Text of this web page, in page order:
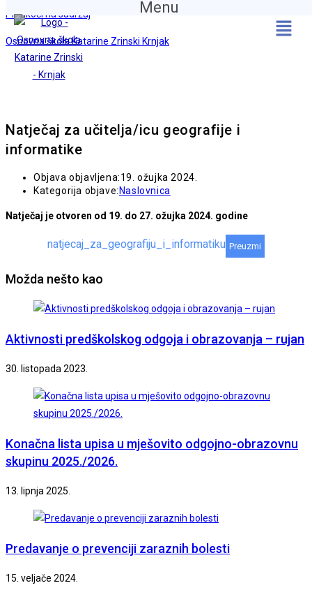
Preskoči na sadržaj
Osnovna škola Katarine Zrinski Krnjak
Menu
Natječaj za učitelja/icu geografije i
informatike
Objava objavljena:19. ožujka 2024.
Kategorija objave:Naslovnica
Natječaj je otvoren od 19. do 27. ožujka 2024. godine
natjecaj_za_geografiju_i_informatiku Preuzmi
Možda nešto kao
Aktivnosti predškolskog odgoja i obrazovanja – rujan
30. listopada 2023.
Konačna lista upisa u mješovito odgojno-obrazovnu
skupinu 2025./2026.
13. lipnja 2025.
Predavanje o prevenciji zaraznih bolesti
15. veljače 2024.